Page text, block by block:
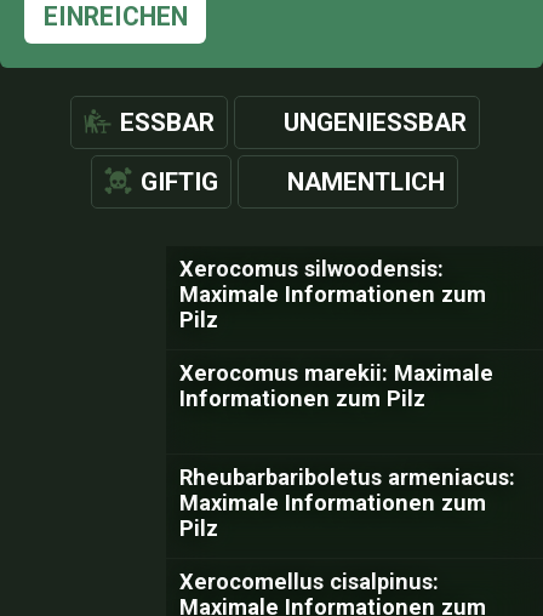
EINREICHEN
ESSBAR UNGENIESSBAR
GIFTIG NAMENTLICH
Xerocomus silwoodensis:
Maximale Informationen zum
Pilz
Xerocomus marekii: Maximale
Informationen zum Pilz
Rheubarbariboletus armeniacus:
Maximale Informationen zum
Pilz
Xerocomellus cisalpinus:
Maximale Informationen zum